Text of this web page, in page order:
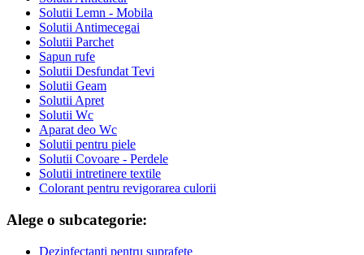
Solutii Lemn - Mobila
Solutii Antimecegai
Solutii Parchet
Sapun rufe
Solutii Desfundat Tevi
Solutii Geam
Solutii Apret
Solutii Wc
Aparat deo Wc
Solutii pentru piele
Solutii Covoare - Perdele
Solutii intretinere textile
Colorant pentru revigorarea culorii
Alege o subcategorie:
Dezinfectanti pentru suprafete